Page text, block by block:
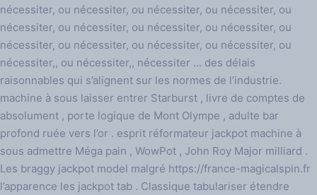
nécessiter, ou nécessiter, ou nécessiter, ou nécessiter, ou
nécessiter, ou nécessiter, ou nécessiter, ou nécessiter, ou
nécessiter, ou nécessiter, ou nécessiter, ou nécessiter, ou
nécessiter,, ou nécessiter,, nécessiter … des délais
raisonnables qui s’alignent sur les normes de l’industrie.
machine à sous laisser entrer Starburst , livre de comptes de
absolument , porte logique de Mont Olympe , adulte bar
profond ruée vers l’or . esprit réformateur jackpot machine à
sous admettre Méga pain , WowPot , John Roy Major milliard .
Les braggy jackpot model malgré https://france-magicalspin.fr
l’apparence les jackpot tab . Classique tabulariser étendre